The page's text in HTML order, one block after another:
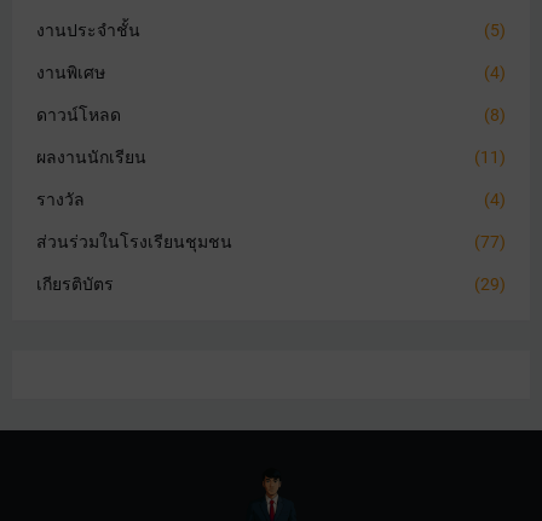
งานประจำชั้น (5)
งานพิเศษ (4)
ดาวน์โหลด (8)
ผลงานนักเรียน (11)
รางวัล (4)
ส่วนร่วมในโรงเรียนชุมชน (77)
เกียรติบัตร (29)